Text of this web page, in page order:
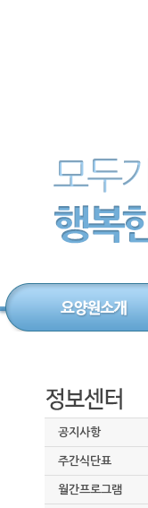
공지사항
주간식단표
월간프로그램